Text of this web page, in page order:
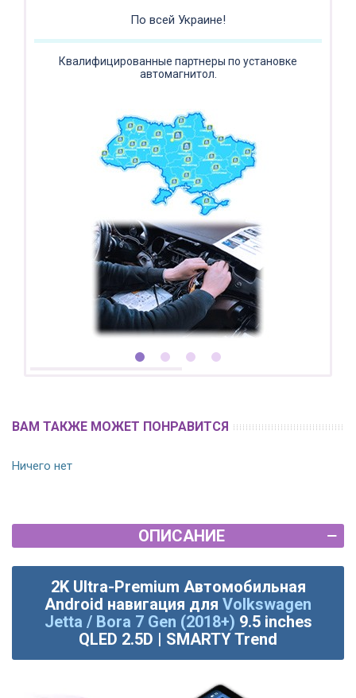
ВАМ ТАКЖЕ МОЖЕТ ПОНРАВИТСЯ
Ничего нет
ОПИСАНИЕ
2K Ultra-Premium Автомобильная
Android навигация для Volkswagen
Jetta / Bora 7 Gen (2018+) 9.5 inches
QLED 2.5D | SMARTY Trend